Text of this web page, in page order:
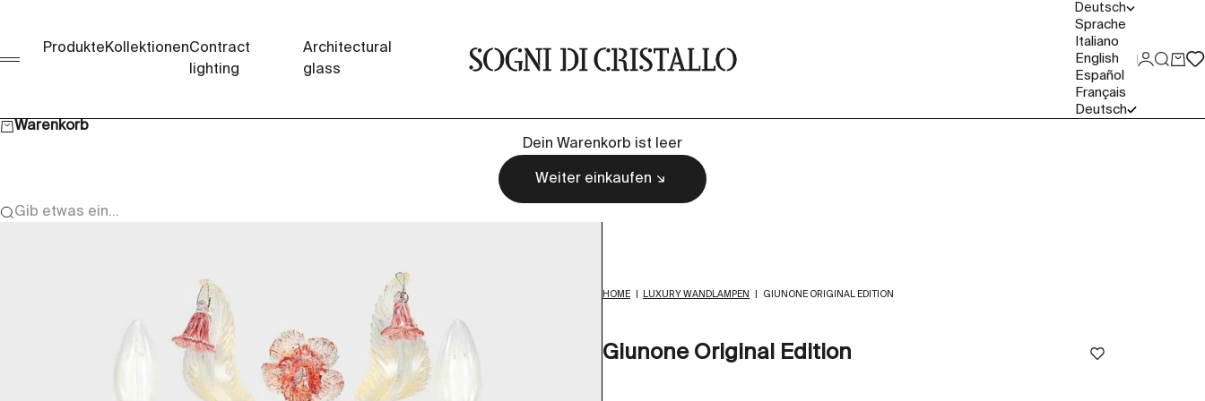
Sogni di cristallo
Menü
ProdukteKollektionenContract
lighting
Architectural
glass
Deutsch
Sprache
Italiano
English
Español
Français
Deutsch
Anmelden
Suche
Warenkorb
Dein Warenkorb ist leer
Weiter einkaufen
Gib etwas ein...
HOME LUXURY WANDLAMPEN GIUNONE ORIGINAL EDITION
Giunone Original Edition